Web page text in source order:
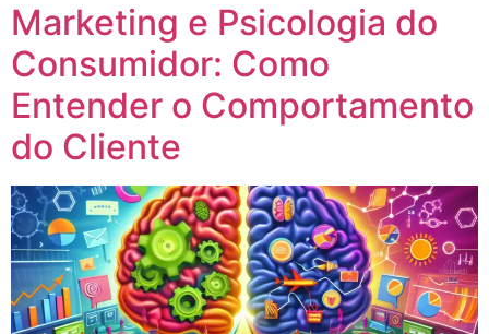
Marketing e Psicologia do
Consumidor: Como
Entender o Comportamento
do Cliente